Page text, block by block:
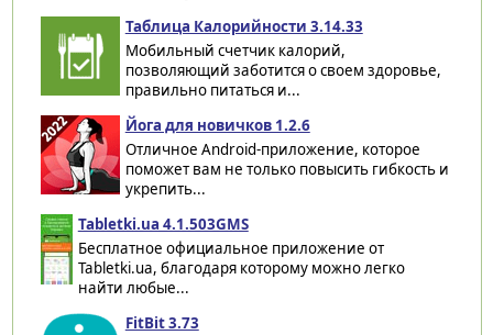
Таблица Калорийности 3.14.33
Мобильный счетчик калорий,
позволяющий заботится о своем здоровье,
правильно питаться и...
Йога для новичков 1.2.6
Отличное Android-приложение, которое
поможет вам не только повысить гибкость и
укрепить...
Tabletki.ua 4.1.503GMS
Бесплатное официальное приложение от
Tabletki.ua, благодаря которому можно легко
найти любые...
FitBit 3.73